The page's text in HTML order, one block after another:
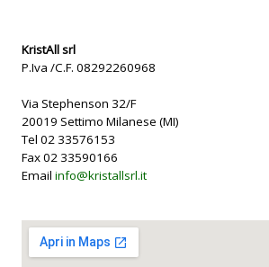
KristAll srl
P.Iva /C.F. 08292260968
Via Stephenson 32/F
20019 Settimo Milanese (MI)
Tel 02 33576153
Fax 02 33590166
Email info@kristallsrl.it